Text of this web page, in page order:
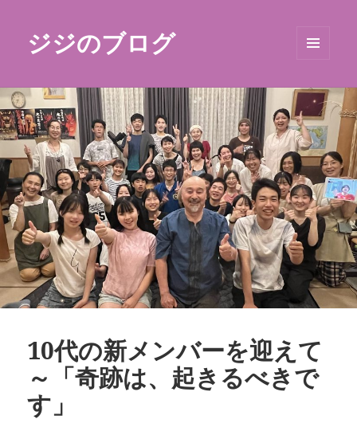
ジジのブログ
ィジェ
ット
10代の新メンバーを迎えて
～「奇跡は、起きるべきで
す」